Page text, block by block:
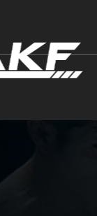
Enter для поиска